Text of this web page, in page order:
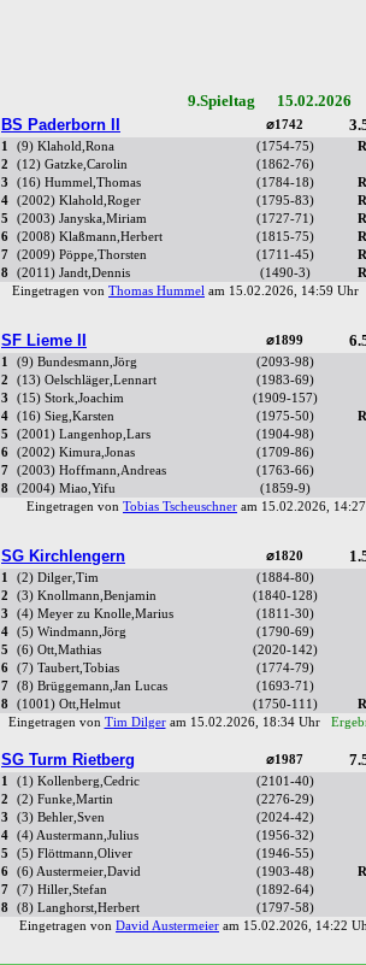
9.Spieltag 15.02.2026
BS Paderborn II
⌀1742
1 (9) Klahold,Rona (1754-75)
2
(12) Gatzke,Carolin (1862-76)
3
(16) Hummel,Thomas (1784-18)
4
(2002) Klahold,Roger (1795-83)
5
(2003) Janyska,Miriam (1727-71)
6
(2008) Klaßmann,Herbert (1815-75)
7
(2009) Pöppe,Thorsten (1711-45)
8
(2011) Jandt,Dennis (1490-3)
Eingetragen von Thomas Hummel am 15.02.2026, 14:59
SF Lieme II ⌀1899
1 (9) Bundesmann,Jörg (2093-98)
2
(13) Oelschläger,Lennart
(1983-69)
3
(15) Stork,Joachim
(1909-157)
4
(16) Sieg,Karsten (1975-50)
5
(2001) Langenhop,Lars (1904-98)
6
(2002) Kimura,Jonas (1709-86)
7
(2003) Hoffmann,Andreas (1763-66)
8
(2004) Miao,Yifu (1859-9)
Eingetragen von Tobias Tscheuschner am 15.02.2026,
SG Kirchlengern ⌀1820
1 (2) Dilger,Tim (1884-80)
2
(3) Knollmann,Benjamin (1840-128)
3
(4) Meyer zu Knolle,Marius (1811-30)
4
(5) Windmann,Jörg
(1790-69)
5
(6) Ott,Mathias (2020-142)
6
(7) Taubert,Tobias (1774-79)
7
(8) Brüggemann,Jan Lucas (1693-71)
8
(1001) Ott,Helmut (1750-111)
Eingetragen von Tim Dilgeram 15.02.2026, 18:34 Uhr
SG Turm Rietberg ⌀1987
1 (1) Kollenberg,Cedric (2101-40)
2
(2) Funke,Martin (2276-29)
3
(3) Behler,Sven (2024-42)
4
(4) Austermann,Julius (1956-32)
5
(5) Flöttmann,Oliver (1946-55)
6
(6) Austermeier,David (1903-48)
7
(7) Hiller,Stefan (1892-64)
8
(8) Langhorst,Herbert (1797-58)
Eingetragen von David Austermeier am 15.02.2026, 14:22